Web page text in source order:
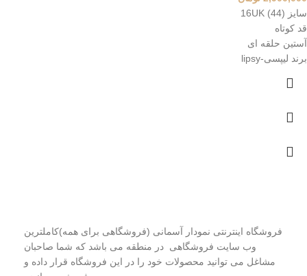
سایز 16UK (44)
قد کوتاه
آستین حلقه ای
برند لیپسی-lipsy
فروشگاه اینترنتی نمودار آسمانی (فروشگاهی برای همه)کاملترین
وب سایت فروشگاهی در منطقه می باشد که شما صاحبان
مشاغل می توانید محصولات خود را در این فروشگاه قرار داده و